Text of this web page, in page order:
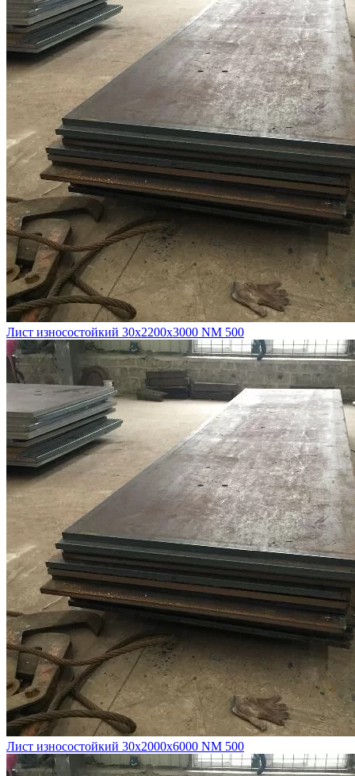
Лист износостойкий 30х2200х3000 NM 500
Лист износостойкий 30х2000х6000 NM 500